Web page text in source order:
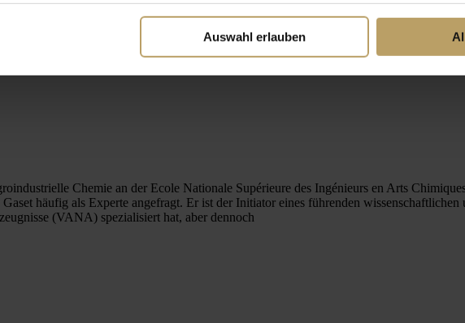
Auswahl erlauben
Chemie an der Ecole Nationale Supérieure des Ingénieurs en Arts
häufig als Experte angefragt. Er ist der Initiator eines führenden
(VANA) spezialisiert hat, aber dennoch